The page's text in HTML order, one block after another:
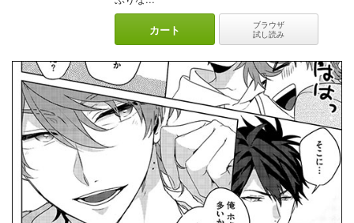
カート
ブラウザ
試し読み